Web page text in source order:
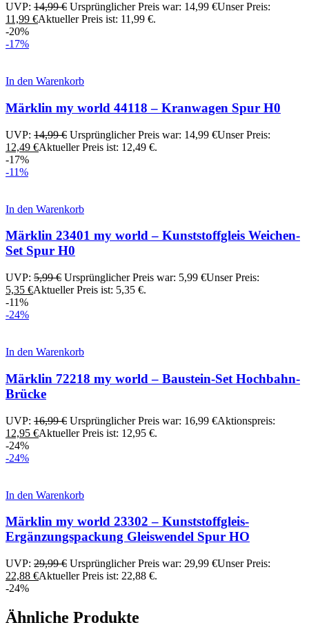
UVP: 14,99€ Ursprünglicher Preis war: 14,99 €Unser Preis:
11,99 €Aktueller Preis ist: 11,99 €.
-20%
-17%
In den Warenkorb
Märklin my world 44118 – Kranwagen Spur H0
UVP: 14,99€ Ursprünglicher Preis war: 14,99 €Unser Preis:
12,49 €Aktueller Preis ist: 12,49 €.
-17%
-11%
In den Warenkorb
Märklin 23401 my world – Kunststoffgleis Weichen-
Set Spur H0
UVP: 5,99€ Ursprünglicher Preis war: 5,99 €Unser Preis:
5,35 €Aktueller Preis ist: 5,35 €.
-11%
-24%
In den Warenkorb
Märklin 72218 my world – Baustein-Set Hochbahn-
Brücke
UVP: 16,99€ Ursprünglicher Preis war: 16,99 €Aktionspreis:
12,95 €Aktueller Preis ist: 12,95 €.
-24%
-24%
In den Warenkorb
Märklin my world 23302 – Kunststoffgleis-
Ergänzungspackung Gleiswendel Spur HO
UVP: 29,99€ Ursprünglicher Preis war: 29,99 €Unser Preis:
22,88 €Aktueller Preis ist: 22,88 €.
-24%
Ähnliche Produkte